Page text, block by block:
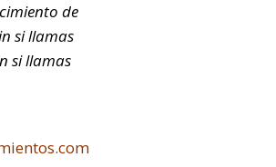
de
si llamas
si llamas